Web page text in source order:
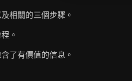
相關的三個步驟。
。
了有價值的信息。